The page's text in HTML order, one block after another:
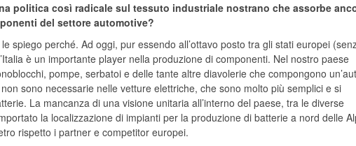
politica così radicale sul tessuto industriale nostrano che assorbe
del settore automotive?
spiego perché. Ad oggi, pur essendo all’ottavo posto tra gli stati europei
è un importante player nella produzione di componenti. Nel nostro paese
pompe, serbatoi e delle tante altre diavolerie che compongono
sono necessarie nelle vetture elettriche, che sono molto più semplici e si
La mancanza di una visione unitaria all’interno del paese, tra le diverse
la localizzazione di impianti per la produzione di batterie a nord delle
rispetto i partner e competitor europei.